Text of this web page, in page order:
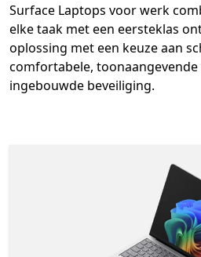
Surface Laptops voor werk
elke taak met een eersteklas
oplossing met een keuze aan
comfortabele,
ingebouwde beveiliging.